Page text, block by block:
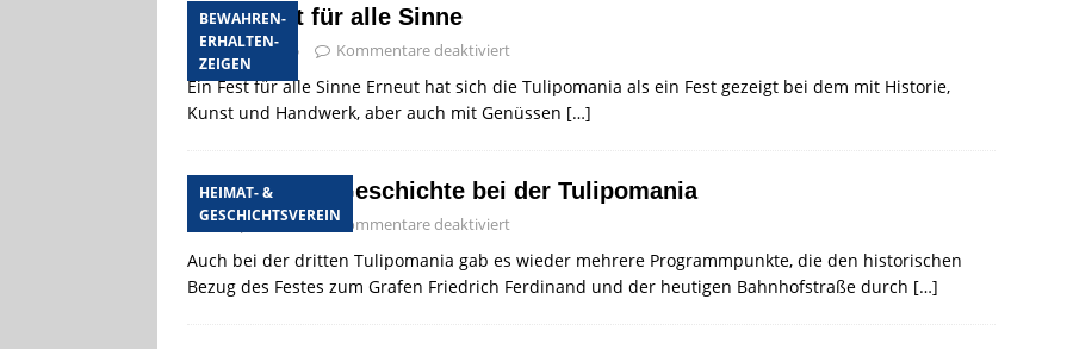
BEWAHREN-
ERHALTEN-
ZEIGEN
Ein Fest für alle Sinne
14. April 2015 Kommentare deaktiviert
Ein Fest für alle Sinne Erneut hat sich die Tulipomania als ein Fest gezeigt bei dem mit Historie,
Kunst und Handwerk, aber auch mit Genüssen […]
HEIMAT- &
GESCHICHTSVEREIN
Lebendige Geschichte bei der Tulipomania
13. April 2015 Kommentare deaktiviert
Auch bei der dritten Tulipomania gab es wieder mehrere Programmpunkte, die den historischen
Bezug des Festes zum Grafen Friedrich Ferdinand und der heutigen Bahnhofstraße durch […]